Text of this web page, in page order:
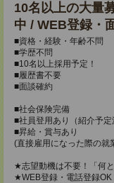
10名以上の大量
中 / WEB登録・
■資格・経験・年齢不問
■学歴不問
■10名以上採用予定！
■履歴書不要
■面談確約
■社会保険完備
■社員登用あり（紹介予定
■昇給・賞与あり
(直接雇用になった際の就
★志望動機は不要！「何
★WEB登録・電話登録